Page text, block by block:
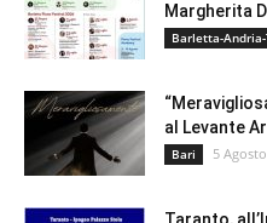
Margherita
Barletta-
al Levante
Bari 5